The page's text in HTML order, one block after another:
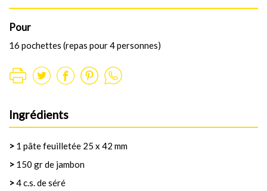
Pour
16 pochettes (repas pour 4 personnes)
Ingrédients
> 1 pâte feuilletée 25 x 42 mm
> 150 gr de jambon
>4 c.s. de séré